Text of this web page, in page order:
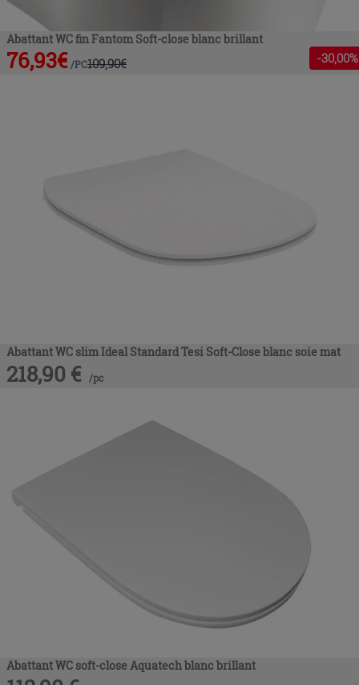
Abattant WC fin Fantom Soft-close blanc brillant
76,93€ /PC109,90€ -30,00%
Abattant WC slim Ideal Standard Tesi Soft-Close blanc soie mat
218,90 € /pc
Abattant WC soft-close Aquatech blanc brillant